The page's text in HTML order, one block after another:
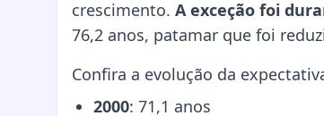
crescimento. A exceção foi
76,2 anos, patamar que foi
Confira a evolução da
2000: 71,1 anos